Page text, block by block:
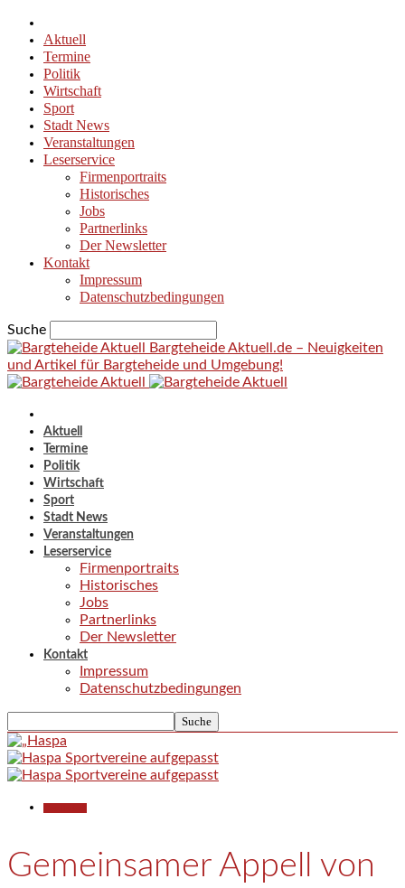
Aktuell
Termine
Politik
Wirtschaft
Sport
Stadt News
Veranstaltungen
Leserservice
Firmenportraits
Historisches
Jobs
Partnerlinks
Der Newsletter
Kontakt
Impressum
Datenschutzbedingungen
Suche
Bargteheide Aktuell.de – Neuigkeiten
und Artikel für Bargteheide und Umgebung!
Aktuell
Termine
Politik
Wirtschaft
Sport
Stadt News
Veranstaltungen
Leserservice
Firmenportraits
Historisches
Jobs
Partnerlinks
Der Newsletter
Kontakt
Impressum
Datenschutzbedingungen
Gemeinsamer Appell von